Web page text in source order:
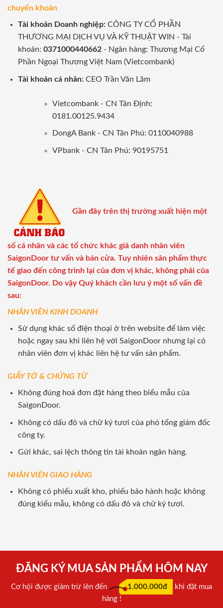
chuyển khoản
Tài khoản Doanh nghiệp:CÔNG TY CỔ PHẦN
THƯƠNG MẠI DỊCH VỤ VÀ KỸ THUẬT WIN - Tài
khoản: 0371000440662- Ngân hàng: Thương Mại Cổ
Phần Ngoại Thương Việt Nam (Vietcombank)
Tài khoản cá nhân: CEO Trần Văn Lãm
Vietcombank - CN Tân Định:
0181.00125.9434
DongA Bank - CN Tân Phú: 0110040988
VPbank - CN Tân Phú: 90195751
Gần đây trên thị trường xuất hiện một
số cá nhân và các tổ chức khác giả danh nhân viên
SaigonDoor tư vấn và bán cửa. Tuy nhiên sản phẩm thực
tế giao đến công trình lại của đơn vị khác, không phải của
SaigonDoor. Do vậy Quý khách cần lưu ý một số vấn đề
sau:
NHÂN VIÊN KINH DOANH
Sử dụng khác số điện thoại ở trên website để làm việc
hoặc ngay sau khi liên hệ với SaigonDoor nhưng lại có
nhân viên đơn vị khác liên hệ tư vấn sản phẩm.
GIẤY TỜ & CHỨNG TỪ
Không đúng hoá đơn đặt hàng theo biểu mẫu của
SaigonDoor.
Không có dấu đỏ và chữ ký tươi của phó tổng giám đốc
công ty.
Gửi khác, sai lệch thông tin tài khoản ngân hàng.
NHÂN VIÊN GIAO HÀNG
Không có phiếu xuất kho, phiếu bảo hành hoặc không
đúng kiểu mẫu, không có dấu đỏ và chữ ký tươi.
ĐĂNG KÝ MUA SẢN PHẨM HÔM NAY
Cơ hội được giảm trừ lên đến 1.000.000đ
khi đặt mua
hàng !